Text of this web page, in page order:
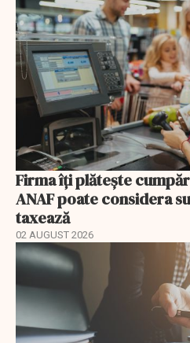
Firma îți plătește
ANAF poate considera
taxează
02 AUGUST 2026